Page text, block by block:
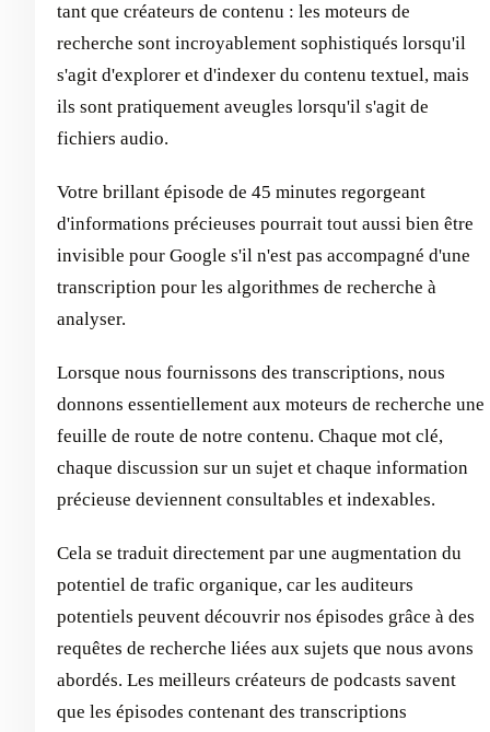
tant que créateurs de contenu : les moteurs de
recherche sont incroyablement sophistiqués lorsqu'il
s'agit d'explorer et d'indexer du contenu textuel, mais
ils sont pratiquement aveugles lorsqu'il s'agit de
fichiers audio.
Votre brillant épisode de 45 minutes regorgeant
d'informations précieuses pourrait tout aussi bien être
invisible pour Google s'il n'est pas accompagné d'une
transcription pour les algorithmes de recherche à
analyser.
Lorsque nous fournissons des transcriptions, nous
donnons essentiellement aux moteurs de recherche une
feuille de route de notre contenu. Chaque mot clé,
chaque discussion sur un sujet et chaque information
précieuse deviennent consultables et indexables.
Cela se traduit directement par une augmentation du
potentiel de trafic organique, car les auditeurs
potentiels peuvent découvrir nos épisodes grâce à des
requêtes de recherche liées aux sujets que nous avons
abordés. Les meilleurs créateurs de podcasts savent
que les épisodes contenant des transcriptions